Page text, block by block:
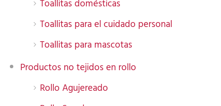
Toallitas domésticas
Toallitas para el cuidado personal
Toallitas para mascotas
Productos no tejidos en rollo
Rollo Agujereado